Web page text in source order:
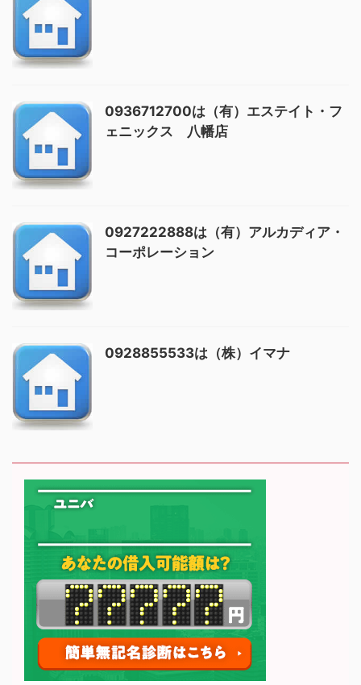
0936712700は（有）エステイト・フ
ェニックス 八幡店
0927222888は（有）アルカディア・
コーポレーション
0928855533は（株）イマナ